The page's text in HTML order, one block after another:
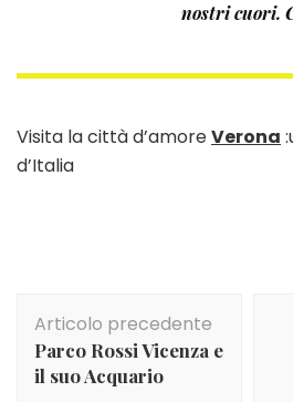
nostri cuori.
Visita la città d’amoreVerona
d’Italia
articolo
Articolo precedente
Parco Rossi Vicenza e
il suo Acquario